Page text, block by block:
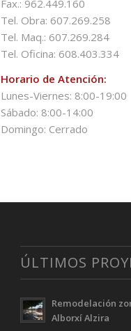
Fax.: 962.449.160
Tel. Obra: 607.269.258
Tel. Maq.: 607.269.284
Tel. Oficina: 608.403.334
Horario de Atención:
Lunes-Viernes: 8:00-19:00
Sábado: 8:00-14:00
Domingo: Cerrado
ÚLTIMOS
Remodelación
Alborxí Alzira